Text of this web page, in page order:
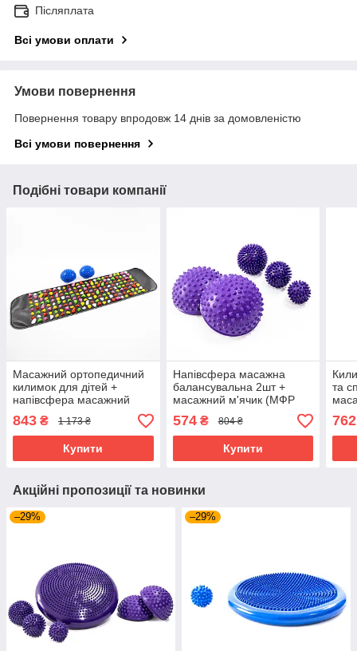
Післяплата
Всі умови оплати
Умови повернення
Повернення товару впродовж 14 днів за домовленістю
Всі умови повернення
Подібні товари компанії
Масажний ортопедичний
килимок для дітей +
напівсфера масажний
масажер для ніг 2шт
OSPORT Set 72 (n-0102)
Синій
843 ₴ 1 173 ₴
Купити
Напівсфера масажна
балансувальна 2шт +
масажний м'ячик (МФР
м'яч) з шипами 3шт
OSPORT Set 104 (n-0134)
Фіолетовий
574₴ 804 ₴
Купити
та
762
Акційні пропозиції та новинки
–29% –29%